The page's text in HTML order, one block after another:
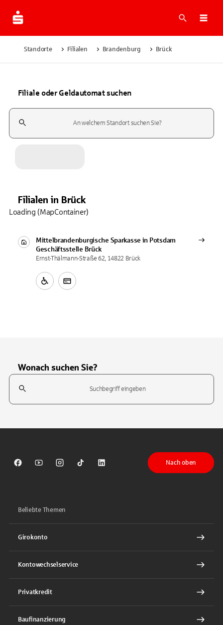
Suche
Standorte Filialen Brandenburg Brück
Filiale oder Geldautomat suchen
Suchfeld
Filialen in Brück
Mittelbrandenburgische Sparkasse in Potsdam
Geschäftsstelle Brück
Ernst-Thälmann-Straße 62, 14822 Brück
Loading (MapContainer)
Wonach suchen Sie?
Suchfeld
Sparkasse auf Facebook
Sparkasse auf Youtube
Sparkasse auf Instagram
Sparkasse auf TikTok
Sparkasse auf LinkedIn
Nach oben
Beliebte Themen
Girokonto
Kontowechselservice
Privatkredit
Baufinanzierung